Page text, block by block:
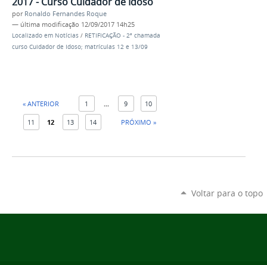
por Ronaldo Fernandes Roque
— última modificação 12/09/2017 14h25
Localizado em Notícias / RETIFICAÇÃO - 2ª chamada
curso Cuidador de Idoso; matrículas 12 e 13/09
« ANTERIOR 1 ... 9 10
11 12 13 14 PRÓXIMO »
Voltar para o topo